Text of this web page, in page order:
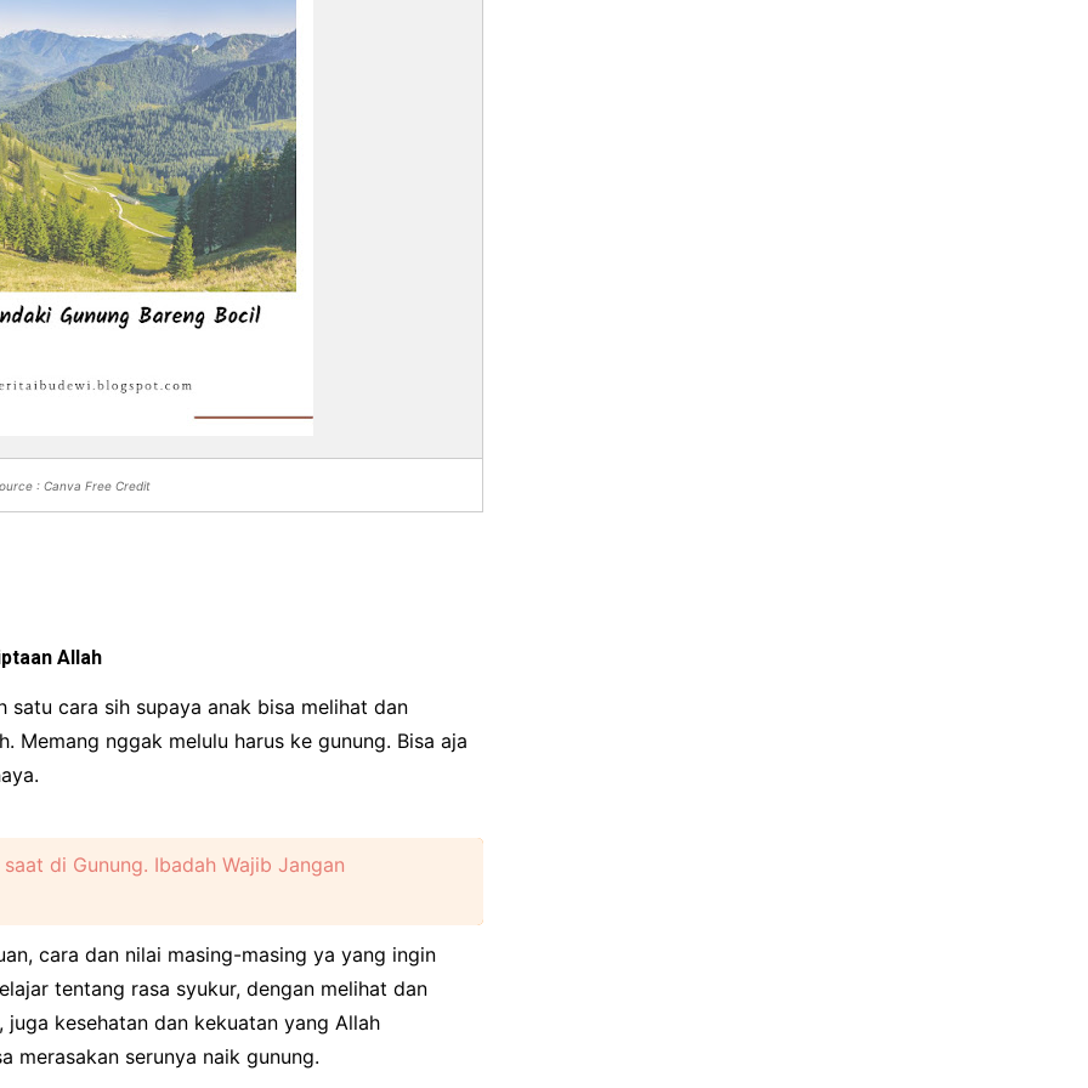
: Canva Free Credit
Allah
satu cara sih supaya anak bisa melihat dan
Memang nggak melulu harus ke gunung. Bisa aja
di Gunung. Ibadah Wajib Jangan
cara dan nilai masing-masing ya yang ingin
tentang rasa syukur, dengan melihat dan
kesehatan dan kekuatan yang Allah
merasakan serunya naik gunung.